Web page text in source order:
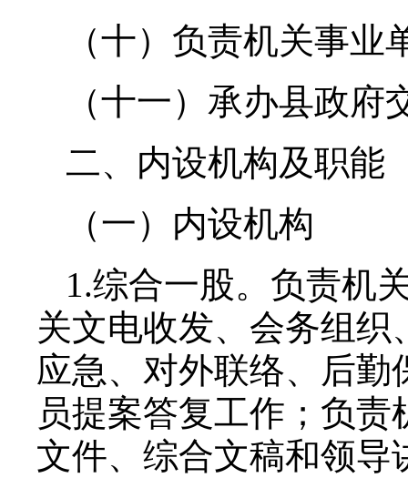
（十）负责机关事
（十一）承办县政
二、内设机构及职能
（一）内设机构
1.综合一股。负责机
关文电收发、会务组
应急、对外联络、后
员提案答复工作；负
文件、综合文稿和领导